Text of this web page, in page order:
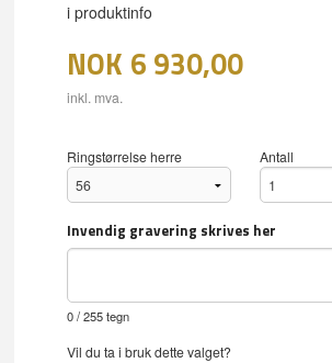
i produktinfo
NOK 6 930,00
inkl. mva.
Ringstørrelse herre Antall
Invendig gravering skrives her
0/ 255 tegn
Vil du ta i bruk dette valget?